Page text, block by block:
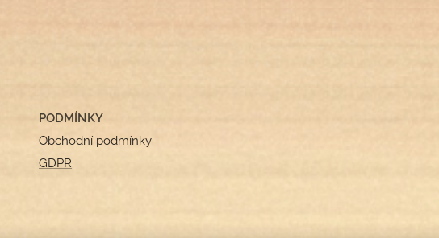
PODMÍNKY
Obchodní podmínky
GDPR